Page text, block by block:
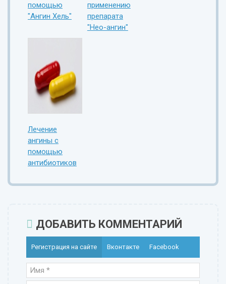
помощью
"Ангин Хель"
применению
препарата
"Нео-ангин"
Лечение
ангины с
помощью
антибиотиков
ДОБАВИТЬ КОММЕНТАРИЙ
Регистрация на сайте Вконтакте Facebook